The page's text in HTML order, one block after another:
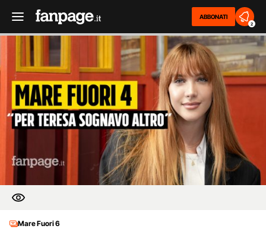
ABBONATI
2
Mare Fuori 6